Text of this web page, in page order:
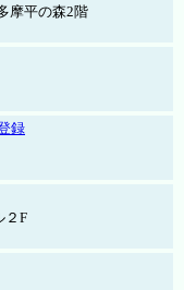
摩平の森2階
録
２F